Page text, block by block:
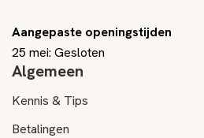
Aangepaste openingstijden
25 mei: Gesloten
Algemeen
Kennis & Tips
Betalingen